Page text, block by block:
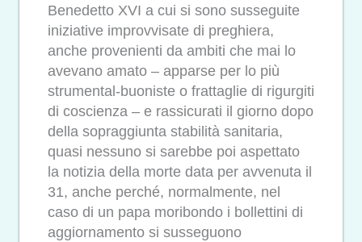
Benedetto XVI a cui si sono susseguite
iniziative improvvisate di preghiera,
anche provenienti da ambiti che mai lo
avevano amato – apparse per lo più
strumental-buoniste o frattaglie di rigurgiti
di coscienza – e rassicurati il giorno dopo
della sopraggiunta stabilità sanitaria,
quasi nessuno si sarebbe poi aspettato
la notizia della morte data per avvenuta il
31, anche perché, normalmente, nel
caso di un papa moribondo i bollettini di
aggiornamento si susseguono